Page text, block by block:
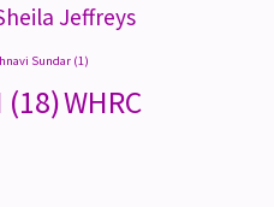
Jeffreys
Sundar (1)
(18)WHRC